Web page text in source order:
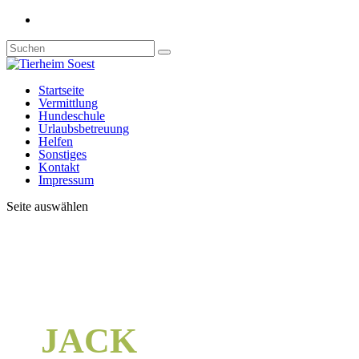
Startseite
Vermittlung
Hundeschule
Urlaubsbetreuung
Helfen
Sonstiges
Kontakt
Impressum
Seite auswählen
JACK